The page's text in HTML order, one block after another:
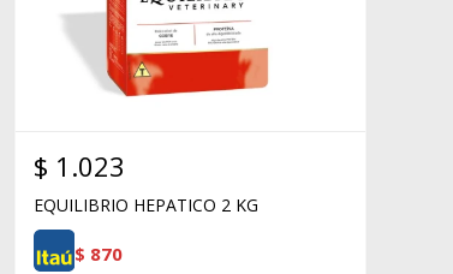
$ 1.023
EQUILIBRIO HEPATICO 2 KG
$ 870